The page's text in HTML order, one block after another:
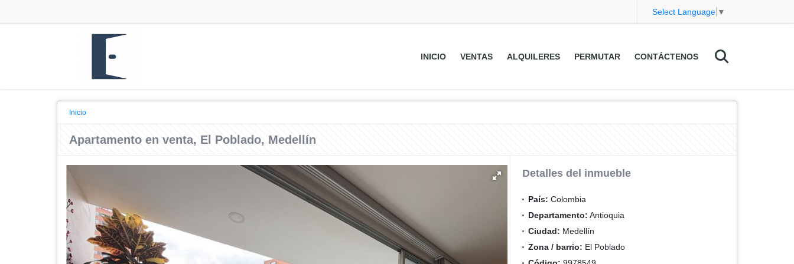
Select Language ▼
INICIO VENTAS ALQUILERES PERMUTAR CONTÁCTENOS
Inicio
Apartamento en venta, El Poblado, Medellín
Detalles del inmueble
País: Colombia
Departamento: Antioquia
Ciudad: Medellín
Zona / barrio: El Poblado